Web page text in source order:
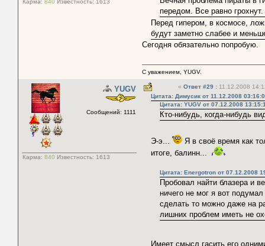
Карма: 840 Известность: 1613
передом. Все равно грохнут.
Перед гипером, в космосе,
будут заметно слабее и
Сегодня обязательно попробую.
С уважением, YUGV.
YUGV
Сообщений: 1111
Карма: 840 Известность: 1613
« Ответ #29 : 11.12.2008
Цитата: Димусик от 11.12.2008
Цитата: YUGV от 07.12.2008
Кто-нибудь, когда-нибудь
Э-э...
Я в своё время как
итоге, балинн...
Цитата: Energotron от 07.12.2008
Пробовал найти блазера и
ничего не мог я вот
сделать то можно даже на
лишних проблем иметь не
Имеет смысл гасить его